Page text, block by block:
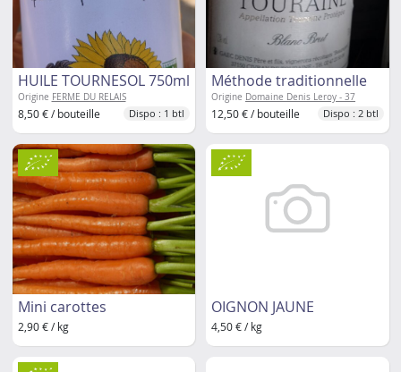
HUILE TOURNESOL 750ml
Origine FERME DU RELAIS
8,50 € / bouteille Dispo : 1 btl
Méthode traditionnelle
Origine Domaine Denis Leroy - 37
12,50 € / bouteille Dispo : 2 btl
Mini carottes
2,90 € / kg
OIGNON JAUNE
4,50 € / kg